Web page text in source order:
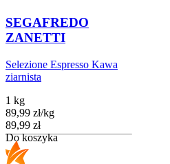
SEGAFREDO
ZANETTI
Selezione Espresso Kawa
ziarnista
1 kg
89,99 zł/kg
Cena
89,99 zł
Do koszyka